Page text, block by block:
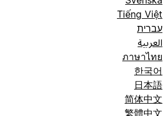
Tiếng Việt
עברית
العربية
ภาษาไทย
한국어
日本語
简体中文
繁體中文